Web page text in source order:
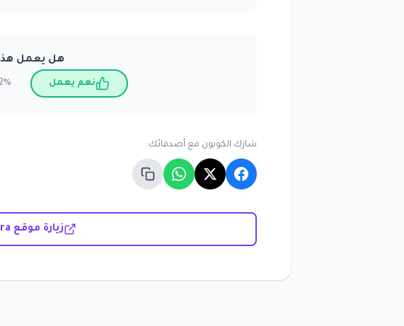
هل يعمل هذا
نعم يعمل
شارك الكوبون مع أصدقائك:
زيارة موقع Johara | جوهرة